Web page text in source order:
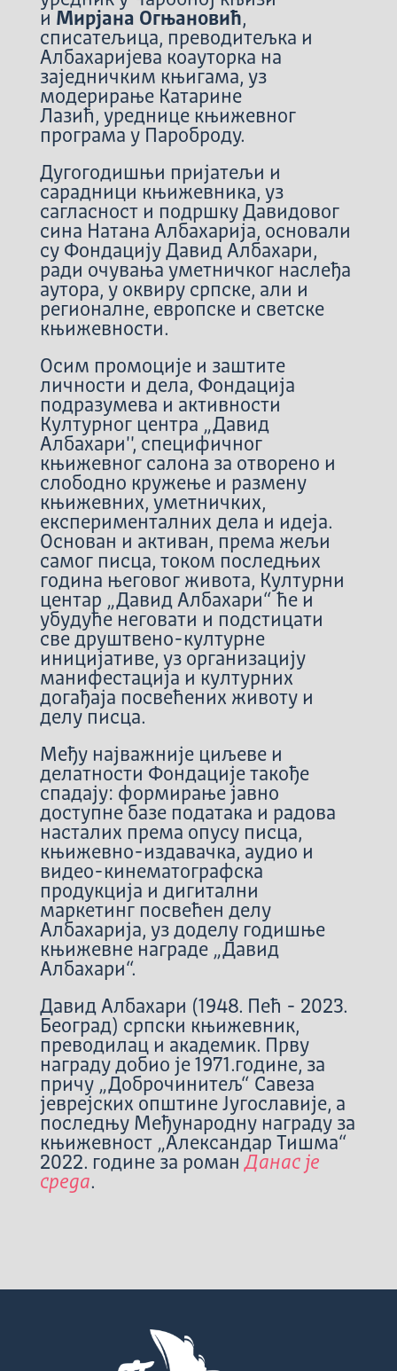
и Мирјана Огњановић,
списатељица, преводитељка и
Албахаријева коауторка на
заједничким књигама, уз
модерирање Катарине
Лазић, уреднице књижевнoг
програма у Пароброду.
Дугогодишњи пријатељи и
сарадници књижевника, уз
сагласност и подршку Давидовог
сина Натана Албахарија, основали
су Фондацију Давид Албахари,
ради очувања уметничког наслеђа
аутора, у оквиру српске, али и
регионалне, европске и светске
књижевности.
Осим промоције и заштите
личности и дела, Фондација
подразумева и активности
Културног центра „Давид
Албахари'', специфичног
књижевног салона за отворено и
слободно кружење и размену
књижевних, уметничких,
експерименталних дела и идеја.
Основан и активан, према жељи
самог писца, током последњих
година његовог живота, Културни
центар „Давид Албахари“ ће и
убудуће неговати и подстицати
све друштвено-културне
иницијативе, уз организацију
манифестација и културних
догађаја посвећених животу и
делу писца.
Међу најважније циљеве и
делатности Фондације такође
спадају: формирање јавно
доступне базе података и радова
насталих према опусу писца,
књижевно-издавачка, аудио и
видео-кинематографска
продукција и дигитални
маркетинг посвећен делу
Албахарија, уз доделу годишње
књижевне награде „Давид
Албахари“.
Давид Албахари (1948. Пећ - 2023.
Београд) српски књижевник,
преводилац и академик. Прву
награду добио је 1971.године, за
причу „Доброчинитељ“ Савеза
јеврејских општине Југославије, а
последњу Међународну награду за
књижевност „Александар Тишма“
2022. године за романДанас је
среда.